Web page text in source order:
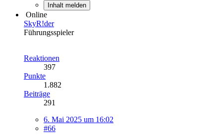
Inhalt melden
Online
SkyR!der
Führungsspieler
Reaktionen
397
Punkte
1.882
Beiträge
291
6. Mai 2025 um 16:02
#66